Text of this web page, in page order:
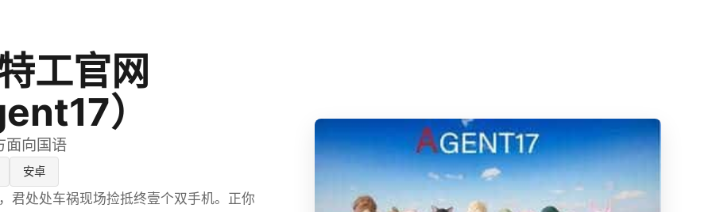
工官网
）
面向国语
安卓
君处处车祸现场捡抵终壹个双手机。正你